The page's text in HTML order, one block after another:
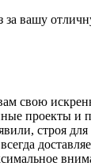
за вашу
свою
проекты и
строя